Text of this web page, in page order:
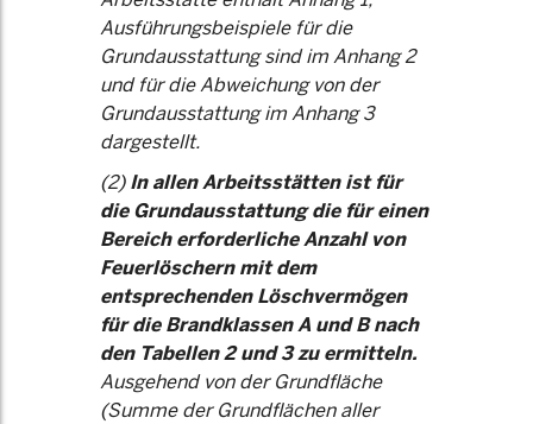
Ausführungsbeispiele für die
Grundausstattung sind im Anhang 2
und für die Abweichung von der
Grundausstattung im Anhang 3
dargestellt.
(2)In allen Arbeitsstätten ist für
die Grundausstattung die für einen
Bereich erforderliche Anzahl von
Feuerlöschern mit dem
entsprechenden Löschvermögen
für die Brandklassen A und B nach
den Tabellen 2 und 3 zu ermitteln.
Ausgehend von der Grundfläche
(Summe der Grundflächen aller